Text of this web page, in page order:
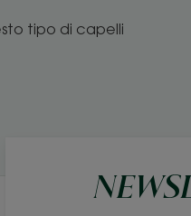
tipo di capelli